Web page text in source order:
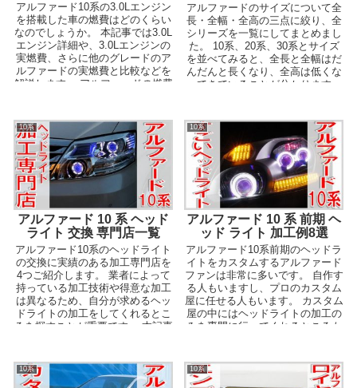
アルファード10系の3.0Lエンジン
を搭載した車の燃費はどのくらい
なのでしょうか。 本記事では3.0L
エンジン詳細や、3.0Lエンジンの
実燃費、さらに他のグレードのア
ルファードの実燃費と比較などを
解説します。 アルファードの燃費
アルファードのサイズについて全
長・全幅・全高の三点に絞り、全
シリーズを一覧にしてまとめまし
た。 10系、20系、30系とサイズ
を並べてみると、全長と全幅はだ
んだんと長くなり、全高は低くな
ってきていることが分かります。
10系
アルファード 10 系 ヘッド
ライト 交換 専門店一覧
アルファード10系のヘッドライト
の交換に実績のある加工専門店を
4つご紹介します。 業者によって
持っている加工技術や得意な加工
は異なるため、自分が求めるヘッ
ドライトの加工をしてくれるとこ
ろを探すことが重要です。 本記事
10系
アルファード 10 系 前期 ヘ
ッド ライト 加工例8選
アルファード10系前期のヘッドラ
イトをカスタムするアルファード
ファンは非常に多いです。 自作す
る人もいますし、プロのカスタム
屋に任せる人もいます。 カスタム
屋の中にはヘッドライトの加工の
みを専門に行ってくれるところも
10系 10系